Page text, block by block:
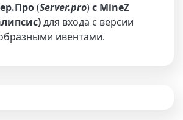
(Server.pro)с MineZ
для входа с версии
ивентами.